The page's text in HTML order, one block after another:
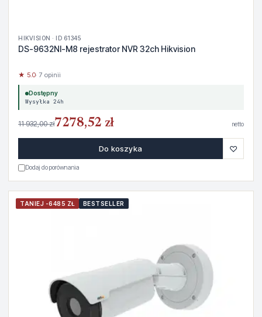
HIKVISION · ID 61345
DS-9632NI-M8 rejestrator NVR 32ch Hikvision
★ 5.0· 7 opinii
Dostępny
Wysyłka 24h
11 932,00 zł7278,52 zł netto
Do koszyka ♡
Dodaj do porównania
TANIEJ -6485 ZŁ BESTSELLER